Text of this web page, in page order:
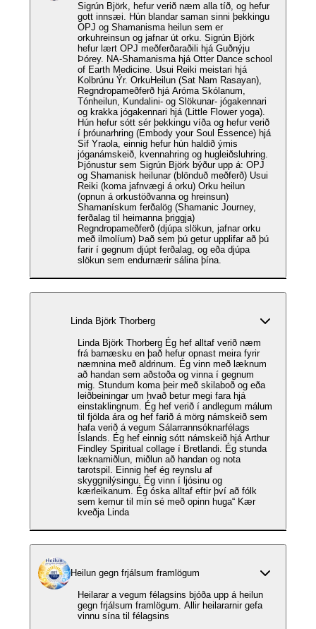
Sigrún Björk, hefur verið næm alla tíð, og hefur
gott innsæi. Hún blandar saman sinni þekkingu
OPJ og Shamanisma heilun sem er
orkuhreinsun og jafnar út orku. Sigrún Björk
hefur lært OPJ meðferðaraðili hjá Guðnýju
Þórey. NA-Shamanisma hjá Otter Dance school
of Earth Medicine. Usui Reiki meistari hjá
Kolbrúnu Ýr. OrkuHeilun (Sat Nam Rasayan),
Regndropameðferð hjá Aróma Skólanum,
Tónheilun, Kundalini- og Slökunar- jógakennari
og krakka jógakennari hjá (Little Flower yoga).
Hún hefur sótt sér þekkingu víða og hefur verið
í þróunarhring (Embody your Soul Essence) hjá
Sif Yraola, einnig hefur hún haldið ýmis
jóganámskeið, kvennahring og hugleiðsluhring.
Þjónustur sem Sigrún Björk býður upp á: OPJ
og Shamanisk heilunar (blönduð meðferð) Usui
Reiki (koma jafnvægi á orku) Orku heilun
(opnun á orkustöðvanna og hreinsun)
Shamanískum ferðalög (Shamanic Journey,
ferðalag til heimanna þriggja)
Regndropameðferð (djúpa slökun, jafnar orku
með ilmolíum) Það sem þú getur upplifar að þú
farir í gegnum djúpt ferðalag, og eða djúpa
slökun sem endurnærir sálina þína.
Linda Björk Thorberg
Linda Björk Thorberg Ég hef alltaf verið næm
frá barnæsku en það hefur opnast meira fyrir
næmnina með aldrinum. Ég vinn með læknum
að handan sem aðstoða og vinna í gegnum
mig. Stundum koma þeir með skilaboð og eða
leiðbeiningar um hvað betur megi fara hjá
einstaklingnum. Ég hef verið í andlegum málum
til fjölda ára og hef farið á mörg námskeið sem
hafa verið á vegum Sálarrannsóknarfélags
Íslands. Ég hef einnig sótt námskeið hjá Arthur
Findley Spiritual collage í Bretlandi. Ég stunda
læknamiðlun, miðlun að handan og nota
tarotspil. Einnig hef ég reynslu af
skyggnilýsingu. Ég vinn í ljósinu og
kærleikanum. Ég óska alltaf eftir því að fólk
sem kemur til mín sé með opinn huga“ Kær
kveðja Linda
Heilun gegn frjálsum framlögum
Heilarar a vegum félagsins bjóða upp á heilun
gegn frjálsum framlögum. Allir heilararnir gefa
vinnu sína til félagsins